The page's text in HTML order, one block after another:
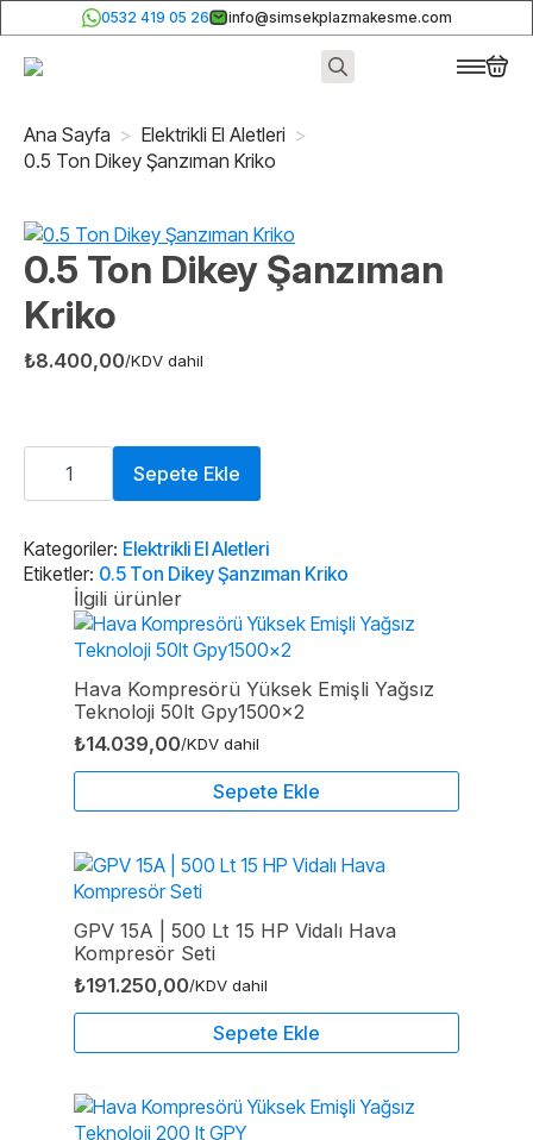
0532 419 05 26 info@simsekplazmakesme.com
Ana Sayfa
Elektrikli El Aletleri
0.5 Ton Dikey Şanzıman Kriko
0.5 Ton Dikey Şanzıman
Kriko
₺8.400,00/KDV dahil
0.5
Dikey
adet
Sepete Ekle
Kategoriler: Elektrikli El Aletleri
Etiketler: 0.5 Ton Dikey Şanzıman Kriko
İlgili ürünler
Hava Kompresörü Yüksek Emişli Yağsız
Teknoloji 50lt Gpy1500x2
₺14.039,00/KDV dahil
Sepete Ekle
GPV 15A | 500 Lt 15 HP Vidalı Hava
Kompresör Seti
₺191.250,00/KDV dahil
Sepete Ekle